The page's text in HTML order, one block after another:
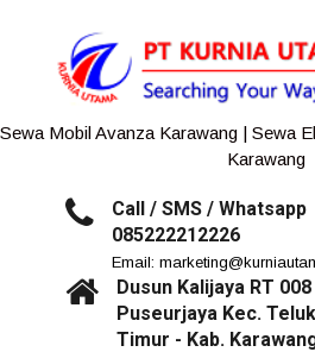
Sewa Mobil Avanza Karawang | Sewa
Karawang
Call / SMS / Whatsapp
085222212226
Email:
Dusun Kalijaya RT
Puseurjaya Kec.
Timur - Kab.